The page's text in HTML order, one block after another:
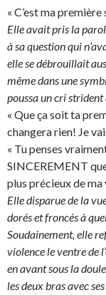
« C’est ma
Elle avait pris la
à sa question qui
elle se débrouillait
même dans une
poussa un cri strident
« Que ça soit ta
changera rien! Je
« Tu penses
SINCEREMENT
plus précieux de ma
Elle disparue de la
dorés et froncés à
Soudainement, elle
violence le ventre de
en avant sous la
les deux bras avec